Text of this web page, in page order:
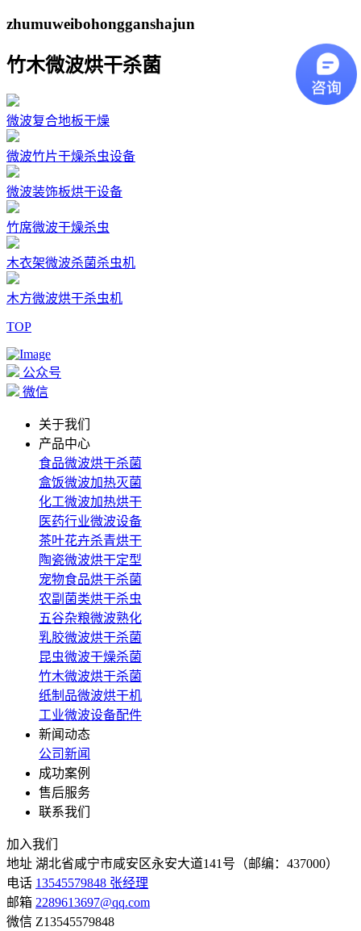
zhumuweibohongganshajun
竹木微波烘干杀菌
微波复合地板干燥
微波竹片干燥杀虫设备
微波装饰板烘干设备
竹席微波干燥杀虫
木衣架微波杀菌杀虫机
木方微波烘干杀虫机
TOP
公众号
微信
关于我们
产品中心
食品微波烘干杀菌
盒饭微波加热灭菌
化工微波加热烘干
医药行业微波设备
茶叶花卉杀青烘干
陶瓷微波烘干定型
宠物食品烘干杀菌
农副菌类烘干杀虫
五谷杂粮微波熟化
乳胶微波烘干杀菌
昆虫微波干燥杀菌
竹木微波烘干杀菌
纸制品微波烘干机
工业微波设备配件
新闻动态
公司新闻
成功案例
售后服务
联系我们
加入我们
地址 湖北省咸宁市咸安区永安大道141号（邮编：437000）
电话 13545579848 张经理
邮箱 2289613697@qq.com
微信 Z13545579848